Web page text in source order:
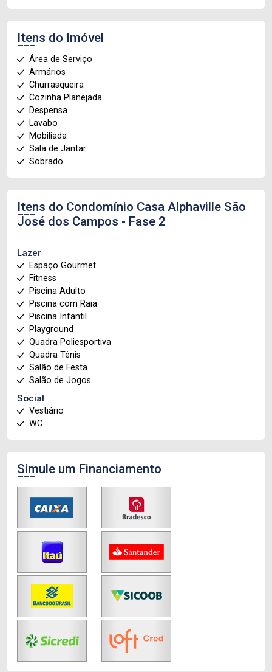
Itens do Imóvel
Área de Serviço
Armários
Churrasqueira
Cozinha Planejada
Despensa
Lavabo
Mobiliada
Sala de Jantar
Sobrado
Itens do Condomínio Casa Alphaville São
José dos Campos - Fase 2
Lazer
Espaço Gourmet
Fitness
Piscina Adulto
Piscina com Raia
Piscina Infantil
Playground
Quadra Poliesportiva
Quadra Tênis
Salão de Festa
Salão de Jogos
Social
Vestiário
WC
Simule um Financiamento